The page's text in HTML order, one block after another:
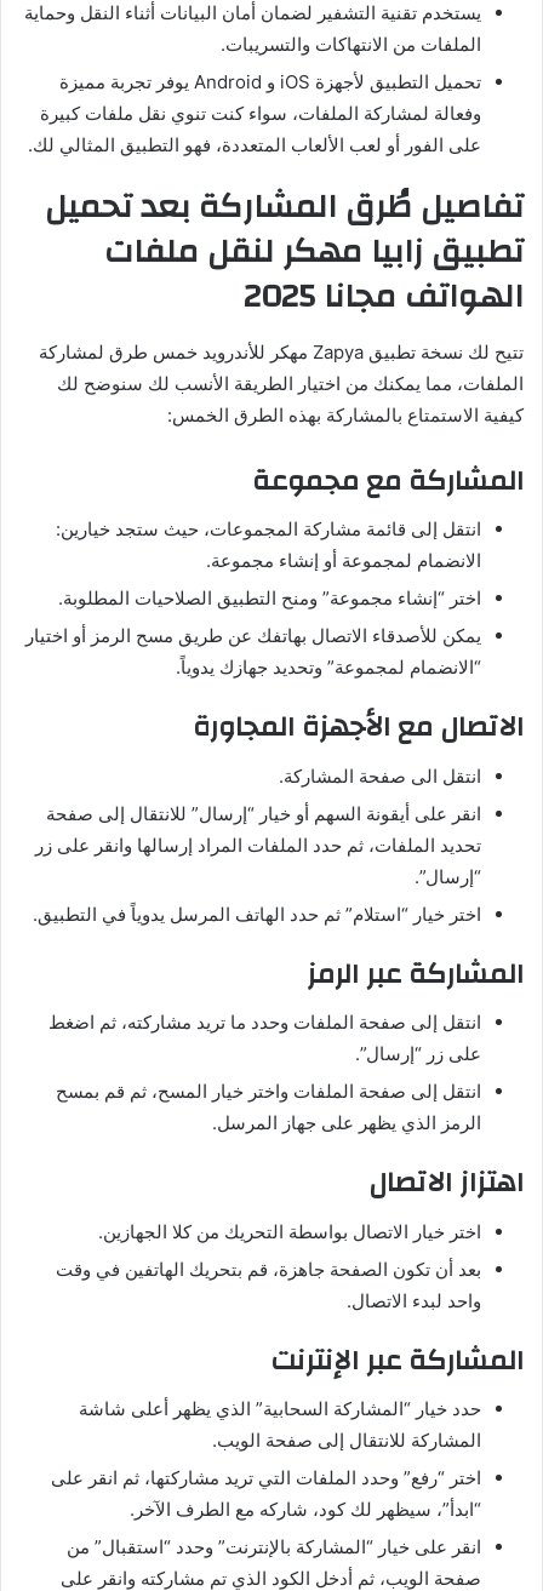
يستخدم تقنية التشفير لضمان أمان البيانات أثناء النقل وحماية
الملفات من الانتهاكات والتسريبات.
تحميل التطبيق لأجهزة iOS و Android يوفر تجربة مميزة
وفعالة لمشاركة الملفات، سواء كنت تنوي نقل ملفات كبيرة
على الفور أو لعب الألعاب المتعددة، فهو التطبيق المثالي لك.
تفاصيل طُرق المشاركة بعد تحميل
تطبيق زابيا مهكرلنقل ملفات
الهواتف مجانا 2025
تتيح لك نسخة تطبيق Zapya مهكر للأندرويد خمس طرق لمشاركة
الملفات، مما يمكنك من اختيار الطريقة الأنسب لك سنوضح لك
كيفية الاستمتاع بالمشاركة بهذه الطرق الخمس:
المشاركة مع مجموعة
انتقل إلى قائمة مشاركة المجموعات، حيث ستجد خيارين:
الانضمام لمجموعة أو إنشاء مجموعة.
اختر “إنشاء مجموعة” ومنح التطبيق الصلاحيات المطلوبة.
يمكن للأصدقاء الاتصال بهاتفك عن طريق مسح الرمز أو اختيار
“الانضمام لمجموعة” وتحديد جهازك يدوياً.
الاتصال مع الأجهزة المجاورة
انتقل الى صفحة المشاركة.
انقر على أيقونة السهم أو خيار “إرسال” للانتقال إلى صفحة
تحديد الملفات، ثم حدد الملفات المراد إرسالها وانقر على زر
“إرسال”.
اختر خيار “استلام” ثم حدد الهاتف المرسل يدوياً في التطبيق.
المشاركة عبر الرمز
انتقل إلى صفحة الملفات وحدد ما تريد مشاركته، ثم اضغط
على زر “إرسال”.
انتقل إلى صفحة الملفات واختر خيار المسح، ثم قم بمسح
الرمز الذي يظهر على جهاز المرسل.
اهتزاز الاتصال
اختر خيار الاتصال بواسطة التحريك من كلا الجهازين.
بعد أن تكون الصفحة جاهزة، قم بتحريك الهاتفين في وقت
واحد لبدء الاتصال.
المشاركة عبر الإنترنت
حدد خيار “المشاركة السحابية” الذي يظهر أعلى شاشة
المشاركة للانتقال إلى صفحة الويب.
اختر “رفع” وحدد الملفات التي تريد مشاركتها، ثم انقر على
“ابدأ”، سيظهر لك كود، شاركه مع الطرف الآخر.
انقر على خيار “المشاركة بالإنترنت” وحدد “استقبال” من
صفحة الويب، ثم أدخل الكود الذي تم مشاركته وانقر على